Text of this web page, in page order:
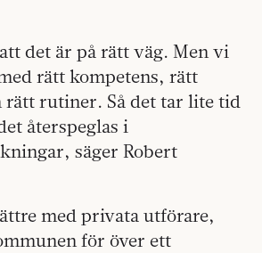
det är på rätt väg. Men vi
rätt kompetens, rätt
rätt rutiner. Så det tar lite tid
återspeglas i
säger Robert
med privata utförare,
för över ett